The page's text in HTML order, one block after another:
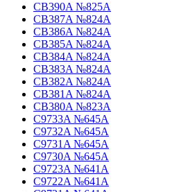
CB390A №825A
CB387A №824A
CB386A №824A
CB385A №824A
CB384A №824A
CB383A №824A
CB382A №824A
CB381A №824A
CB380A №823A
C9733A №645A
C9732A №645A
C9731A №645A
C9730A №645A
C9723A №641A
C9722A №641A